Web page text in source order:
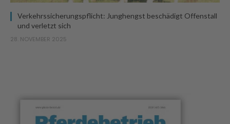
Verkehrssicherungspflicht: Junghengst beschädigt Offenstall
und verletzt sich
28. NOVEMBER 2025